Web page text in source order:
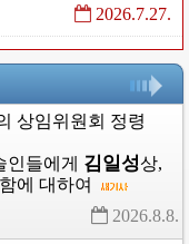
2026.7.27.
상임위원회 정령
인들에게 김일성상,
에 대하여
2026.8.8.